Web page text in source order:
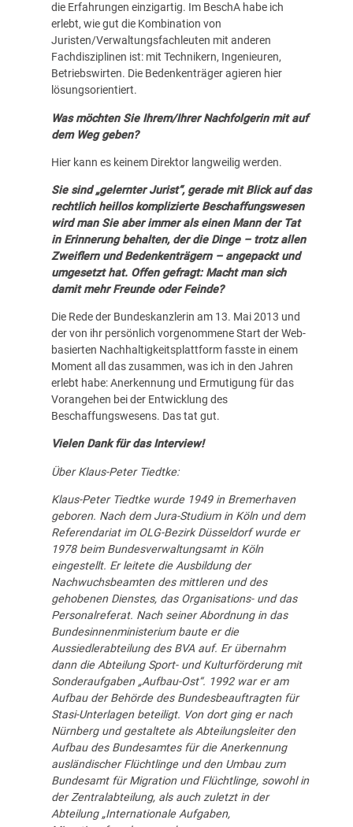
die Erfahrungen einzigartig. Im BeschA habe ich
erlebt, wie gut die Kombination von
Juristen/Verwaltungsfachleuten mit anderen
Fachdisziplinen ist: mit Technikern, Ingenieuren,
Betriebswirten. Die Bedenkenträger agieren hier
lösungsorientiert.
Was möchten Sie Ihrem/Ihrer Nachfolgerin mit auf
dem Weg geben?
Hier kann es keinem Direktor langweilig werden.
Sie sind „gelernter Jurist“, gerade mit Blick auf das
rechtlich heillos komplizierte Beschaffungswesen
wird man Sie aber immer als einen Mann der Tat
in Erinnerung behalten, der die Dinge – trotz allen
Zweiflern und Bedenkenträgern – angepackt und
umgesetzt hat. Offen gefragt: Macht man sich
damit mehr Freunde oder Feinde?
Die Rede der Bundeskanzlerin am 13. Mai 2013 und
der von ihr persönlich vorgenommene Start der Web-
basierten Nachhaltigkeitsplattform fasste in einem
Moment all das zusammen, was ich in den Jahren
erlebt habe: Anerkennung und Ermutigung für das
Vorangehen bei der Entwicklung des
Beschaffungswesens. Das tat gut.
Vielen Dank für das Interview!
Über Klaus-Peter Tiedtke:
Klaus-Peter Tiedtke wurde 1949 in Bremerhaven
geboren. Nach dem Jura-Studium in Köln und dem
Referendariat im OLG-Bezirk Düsseldorf wurde er
1978 beim Bundesverwaltungsamt in Köln
eingestellt. Er leitete die Ausbildung der
Nachwuchsbeamten des mittleren und des
gehobenen Dienstes, das Organisations- und das
Personalreferat. Nach seiner Abordnung in das
Bundesinnenministerium baute er die
Aussiedlerabteilung des BVA auf. Er übernahm
dann die Abteilung Sport- und Kulturförderung mit
Sonderaufgaben „Aufbau-Ost“. 1992 war er am
Aufbau der Behörde des Bundesbeauftragten für
Stasi-Unterlagen beteiligt. Von dort ging er nach
Nürnberg und gestaltete als Abteilungsleiter den
Aufbau des Bundesamtes für die Anerkennung
ausländischer Flüchtlinge und den Umbau zum
Bundesamt für Migration und Flüchtlinge, sowohl in
der Zentralabteilung, als auch zuletzt in der
Abteilung „Internationale Aufgaben,